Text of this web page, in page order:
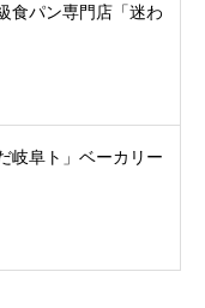
食パン専門店「迷わ
岐阜ト」ベーカリー